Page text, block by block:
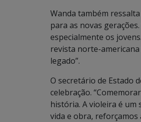
Wanda também
para as novas
especialmente os
revista norte-americana
legado”.
O secretário de Estado
celebração.
história. A violeira é um
vida e obra, reforçamos